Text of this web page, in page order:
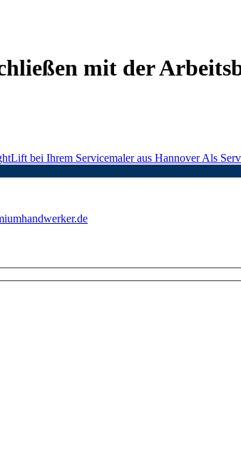
mit der
bei Ihrem Servicemaler aus Hannover Als